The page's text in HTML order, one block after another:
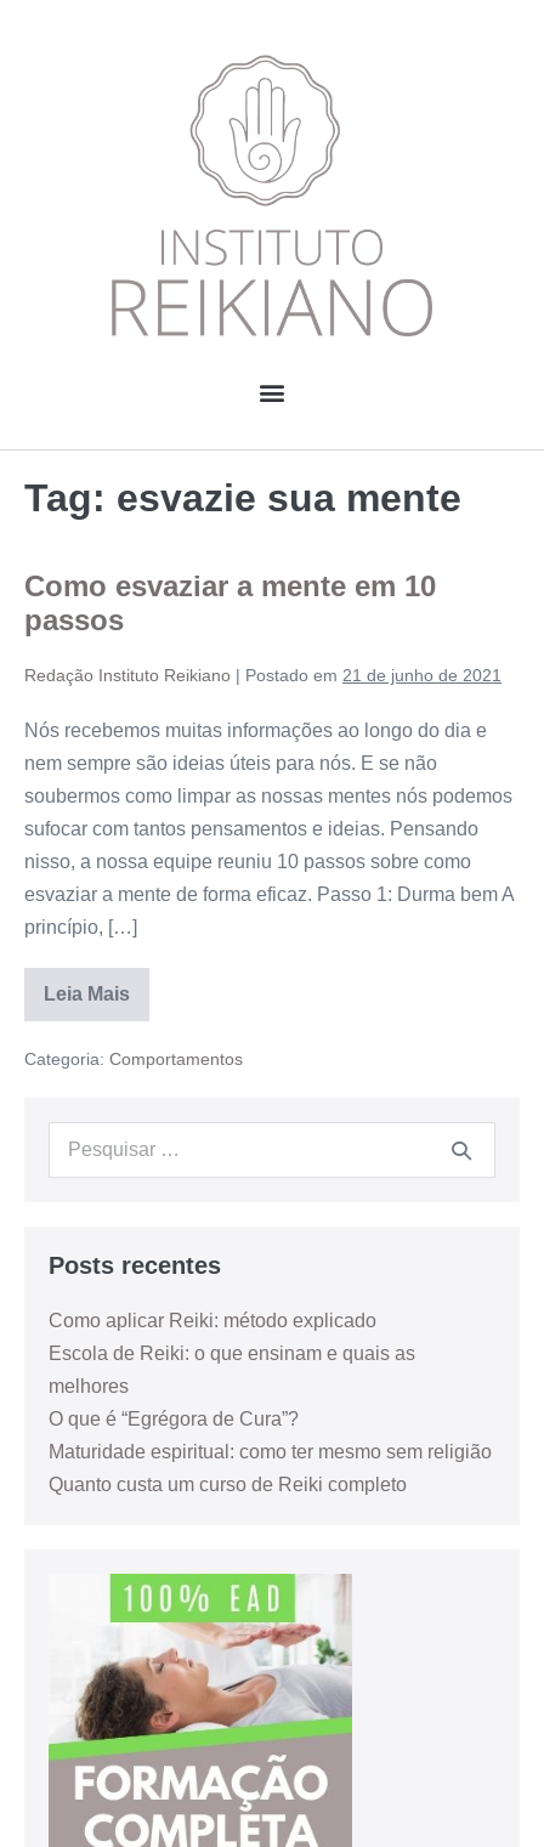
Tag: esvazie sua mente
Como esvaziar a mente em 10
passos
Redação Instituto Reikiano | Postado em 21 de junho de 2021
Nós recebemos muitas informações ao longo do dia e
nem sempre são ideias úteis para nós. E se não
soubermos como limpar as nossas mentes nós podemos
sufocar com tantos pensamentos e ideias. Pensando
nisso, a nossa equipe reuniu 10 passos sobre como
esvaziar a mente de forma eficaz. Passo 1: Durma bem A
princípio, […]
Leia Mais
Categoria: Comportamentos
Posts recentes
Como aplicar Reiki: método explicado
Escola de Reiki: o que ensinam e quais as
melhores
O que é “Egrégora de Cura”?
Maturidade espiritual: como ter mesmo sem religião
Quanto custa um curso de Reiki completo